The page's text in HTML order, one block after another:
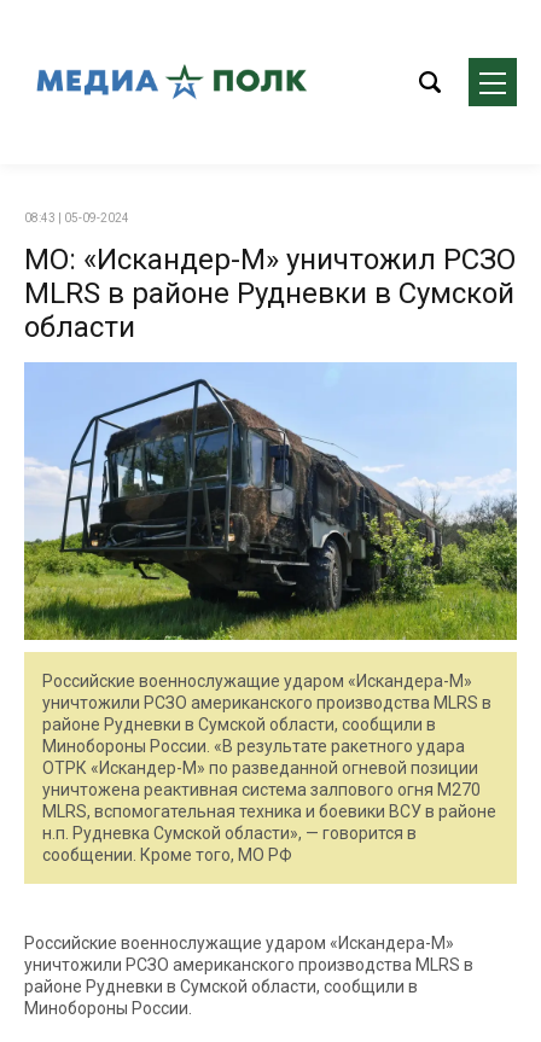
08:43 | 05-09-2024
МО: «Искандер-М» уничтожил РСЗО
MLRS в районе Рудневки в Сумской
области
Российские военнослужащие ударом «Искандера-М»
уничтожили РСЗО американского производства MLRS в
районе Рудневки в Сумской области, сообщили в
Минобороны России. «В результате ракетного удара
ОТРК «Искандер-М» по разведанной огневой позиции
уничтожена реактивная система залпового огня М270
MLRS, вспомогательная техника и боевики ВСУ в районе
н.п. Рудневка Сумской области», — говорится в
сообщении. Кроме того, МО РФ
Российские военнослужащие ударом «Искандера-М»
уничтожили РСЗО американского производства MLRS в
районе Рудневки в Сумской области, сообщили в
Минобороны России.